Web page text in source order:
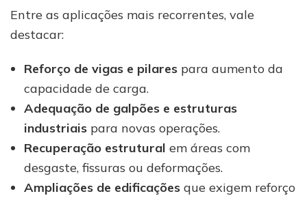
Entre as aplicações mais recorrentes, vale
destacar:
Reforço de vigas e pilares para aumento da
capacidade de carga.
Adequação de galpões e estruturas
industriais para novas operações.
Recuperação estrutural em áreas com
desgaste, fissuras ou deformações.
Ampliações de edificações que exigem reforço